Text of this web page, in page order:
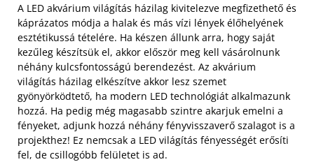
A LED akvárium világítás házilag kivitelezve megfizethető és
káprázatos módja a halak és más vízi lények élőhelyének
esztétikussá tételére. Ha készen állunk arra, hogy saját
kezűleg készítsük el, akkor először meg kell vásárolnunk
néhány kulcsfontosságú berendezést. Az akvárium
világítás házilag elkészítve akkor lesz szemet
gyönyörködtető, ha modern LED technológiát alkalmazunk
hozzá. Ha pedig még magasabb szintre akarjuk emelni a
fényeket, adjunk hozzá néhány fényvisszaverő szalagot is a
projekthez! Ez nemcsak a LED világítás fényességét erősíti
fel, de csillogóbb felületet is ad.